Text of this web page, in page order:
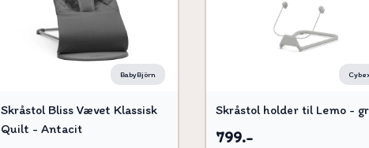
BabyBjörn
Skråstol Bliss Vævet Klassisk
Quilt - Antacit
Skråstol holder til Lemo -
799.-